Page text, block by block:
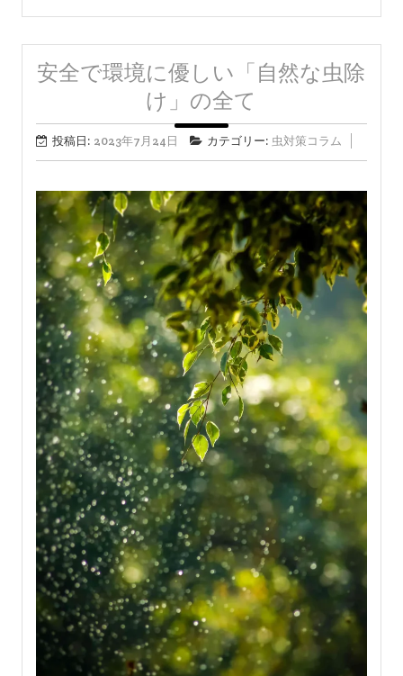
安全で環境に優しい「自然な虫除
け」の全て
投稿日: 2023年7月24日 カテゴリー: 虫対策コラム